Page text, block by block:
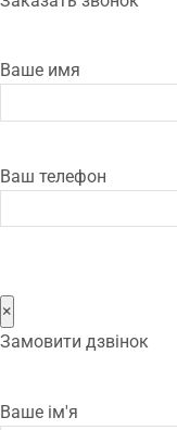
Ваше имя
Ваш телефон
×
Замовити дзвінок
Ваше ім'я